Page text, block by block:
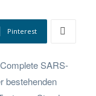
Pinterest
SARS-
bestehenden